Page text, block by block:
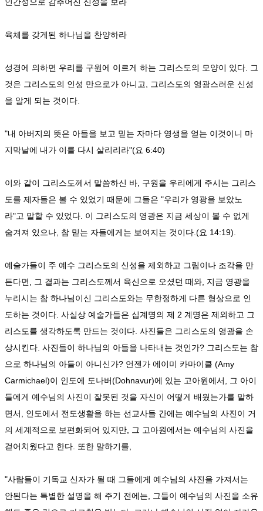
육체를 갖게된 하나님을 찬양하라
성경에 의하면 우리를 구원에 이르게 하는 그리스도의 모양이 있다. 그
것은 그리스도의 인성 만으로가 아니고, 그리스도의 영광스러운 신성
을 알게 되는 것이다.
"내 아버지의 뜻은 아들을 보고 믿는 자마다 영생을 얻는 이것이니 마
지막날에 내가 이를 다시 살리리라"(요 6:40)
이와 같이 그리스도께서 말씀하신 바, 구원을 우리에게 주시는 그리스
도를 제자들은 볼 수 있었기 때문에 그들은 "우리가 영광을 보았노
라"고 말할 수 있었다. 이 그리스도의 영광은 지금 세상이 볼 수 없게
숨겨져 있으나, 참 믿는 자들에게는 보여지는 것이다.(요 14:19).
예술가들이 주 예수 그리스도의 신성을 제외하고 그림이나 조각을 만
든다면, 그 결과는 그리스도께서 육신으로 오셨던 때와, 지금 영광을
누리시는 참 하나님이신 그리스도와는 무한정하게 다른 형상으로 인
도하는 것이다. 사실상 예술가들은 십계명의 제 2 계명은 제외하고 그
리스도를 생각하도록 만드는 것이다. 사진들은 그리스도의 영광을 손
상시킨다. 사진들이 하나님의 아들을 나타내는 것인가? 그리스도는 참
으로 하나님의 아들이 아니신가? 언젠가 에이미 카마이클 (Amy
Carmichael)이 인도에 도나버(Dohnavur)에 있는 고아원에서, 그 아이
들에게 예수님의 사진이 잘못된 것을 자신이 어떻게 배웠는가를 말하
면서, 인도에서 전도생활을 하는 선교사들 간에는 예수님의 사진이 거
의 세계적으로 보편화되어 있지만, 그 고아원에서는 예수님의 사진을
걷어치웠다고 한다. 또한 말하기를,
"사람들이 기독교 신자가 될 때 그들에게 예수님의 사진을 가져서는
안된다는 특별한 설명을 해 주기 전에는, 그들이 예수님의 사진을 소유